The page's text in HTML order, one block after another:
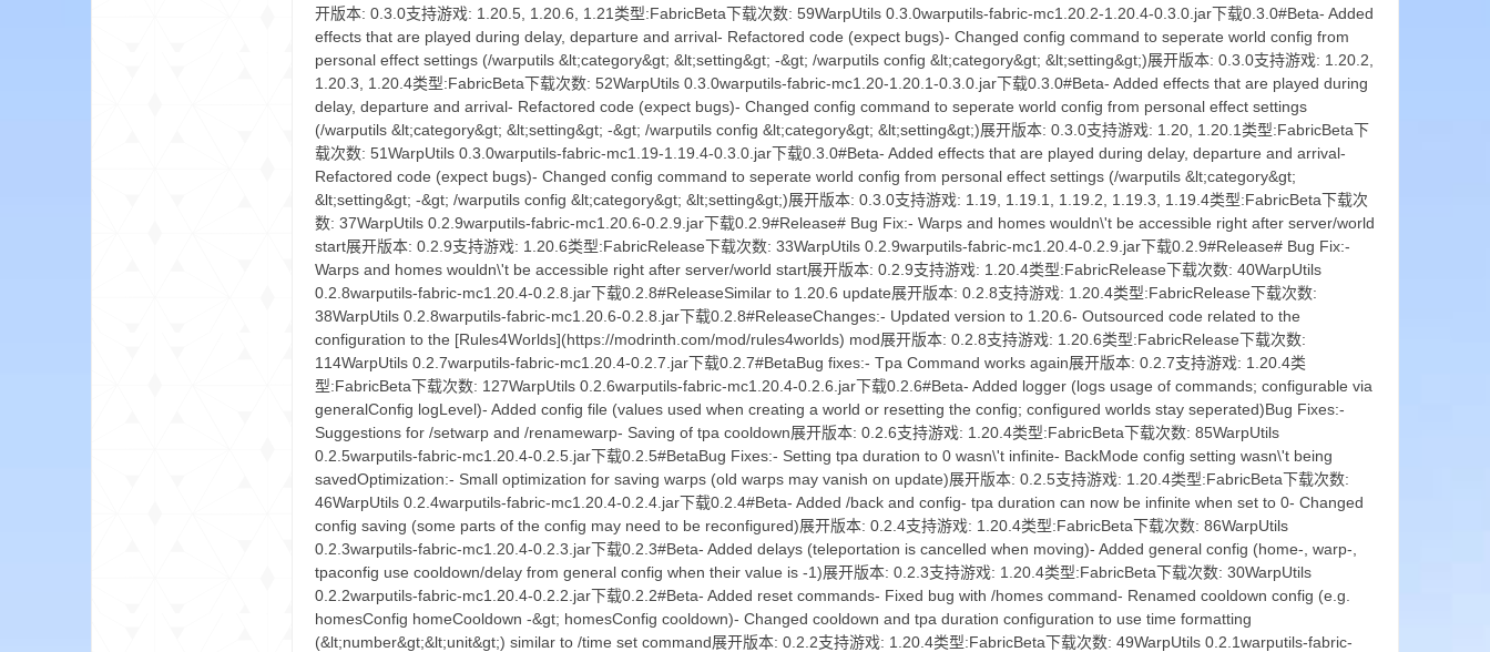
开版本: 0.3.0支持游戏: 1.20.5, 1.20.6, 1.21类型:FabricBeta下载次数: 59WarpUtils 0.3.0warputils-fabric-mc1.20.2-1.20.4-0.3.0.jar下载0.3.0#Beta- Added
effects that are played during delay, departure and arrival- Refactored code (expect bugs)- Changed config command to seperate world config from
personal effect settings (/warputils &lt;category&gt; &lt;setting&gt; -&gt; /warputils config &lt;category&gt; &lt;setting&gt;)展开版本: 0.3.0支持游戏: 1.20.2,
1.20.3, 1.20.4类型:FabricBeta下载次数: 52WarpUtils 0.3.0warputils-fabric-mc1.20-1.20.1-0.3.0.jar下载0.3.0#Beta- Added effects that are played during
delay, departure and arrival- Refactored code (expect bugs)- Changed config command to seperate world config from personal effect settings
(/warputils &lt;category&gt; &lt;setting&gt; -&gt; /warputils config &lt;category&gt; &lt;setting&gt;)展开版本: 0.3.0支持游戏: 1.20, 1.20.1类型:FabricBeta下
载次数: 51WarpUtils 0.3.0warputils-fabric-mc1.19-1.19.4-0.3.0.jar下载0.3.0#Beta- Added effects that are played during delay, departure and arrival-
Refactored code (expect bugs)- Changed config command to seperate world config from personal effect settings (/warputils &lt;category&gt;
&lt;setting&gt; -&gt; /warputils config &lt;category&gt; &lt;setting&gt;)展开版本: 0.3.0支持游戏: 1.19, 1.19.1, 1.19.2, 1.19.3, 1.19.4类型:FabricBeta下载次
数: 37WarpUtils 0.2.9warputils-fabric-mc1.20.6-0.2.9.jar下载0.2.9#Release# Bug Fix:- Warps and homes wouldn\'t be accessible right after server/world
start展开版本: 0.2.9支持游戏: 1.20.6类型:FabricRelease下载次数: 33WarpUtils 0.2.9warputils-fabric-mc1.20.4-0.2.9.jar下载0.2.9#Release# Bug Fix:-
Warps and homes wouldn\'t be accessible right after server/world start展开版本: 0.2.9支持游戏: 1.20.4类型:FabricRelease下载次数: 40WarpUtils
0.2.8warputils-fabric-mc1.20.4-0.2.8.jar下载0.2.8#ReleaseSimilar to 1.20.6 update展开版本: 0.2.8支持游戏: 1.20.4类型:FabricRelease下载次数:
38WarpUtils 0.2.8warputils-fabric-mc1.20.6-0.2.8.jar下载0.2.8#ReleaseChanges:- Updated version to 1.20.6- Outsourced code related to the
configuration to the [Rules4Worlds](https://modrinth.com/mod/rules4worlds) mod展开版本: 0.2.8支持游戏: 1.20.6类型:FabricRelease下载次数:
114WarpUtils 0.2.7warputils-fabric-mc1.20.4-0.2.7.jar下载0.2.7#BetaBug fixes:- Tpa Command works again展开版本: 0.2.7支持游戏: 1.20.4类
型:FabricBeta下载次数: 127WarpUtils 0.2.6warputils-fabric-mc1.20.4-0.2.6.jar下载0.2.6#Beta- Added logger (logs usage of commands; configurable via
generalConfig logLevel)- Added config file (values used when creating a world or resetting the config; configured worlds stay seperated)Bug Fixes:-
Suggestions for /setwarp and /renamewarp- Saving of tpa cooldown展开版本: 0.2.6支持游戏: 1.20.4类型:FabricBeta下载次数: 85WarpUtils
0.2.5warputils-fabric-mc1.20.4-0.2.5.jar下载0.2.5#BetaBug Fixes:- Setting tpa duration to 0 wasn\'t infinite- BackMode config setting wasn\'t being
savedOptimization:- Small optimization for saving warps (old warps may vanish on update)展开版本: 0.2.5支持游戏: 1.20.4类型:FabricBeta下载次数:
46WarpUtils 0.2.4warputils-fabric-mc1.20.4-0.2.4.jar下载0.2.4#Beta- Added /back and config- tpa duration can now be infinite when set to 0- Changed
config saving (some parts of the config may need to be reconfigured)展开版本: 0.2.4支持游戏: 1.20.4类型:FabricBeta下载次数: 86WarpUtils
0.2.3warputils-fabric-mc1.20.4-0.2.3.jar下载0.2.3#Beta- Added delays (teleportation is cancelled when moving)- Added general config (home-, warp-,
tpaconfig use cooldown/delay from general config when their value is -1)展开版本: 0.2.3支持游戏: 1.20.4类型:FabricBeta下载次数: 30WarpUtils
0.2.2warputils-fabric-mc1.20.4-0.2.2.jar下载0.2.2#Beta- Added reset commands- Fixed bug with /homes command- Renamed cooldown config (e.g.
homesConfig homeCooldown -&gt; homesConfig cooldown)- Changed cooldown and tpa duration configuration to use time formatting
(&lt;number&gt;&lt;unit&gt;) similar to /time set command展开版本: 0.2.2支持游戏: 1.20.4类型:FabricBeta下载次数: 49WarpUtils 0.2.1warputils-fabric-